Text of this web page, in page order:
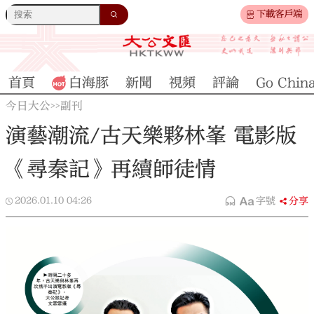
下載客戶端
首頁 白海豚 新聞 視頻 評論 Go
今日大公>>副刊
演藝潮流/古天樂夥林峯 電影版
《尋秦記》再續師徒情
2026.01.10 04:26 字號 分享